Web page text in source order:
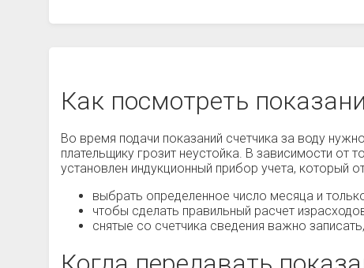
Как посмотреть
Во время подачи показаний счетчика за воду
плательщику грозит неустойка. В зависимости от
установлен индукционный прибор учета,
выбрать определенное число месяца и
чтобы сделать правильный расчет
снятые со счетчика сведения важно